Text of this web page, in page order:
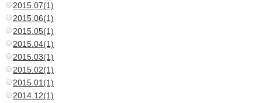
2015.07(1)
2015.06(1)
2015.05(1)
2015.04(1)
2015.03(1)
2015.02(1)
2015.01(1)
2014.12(1)